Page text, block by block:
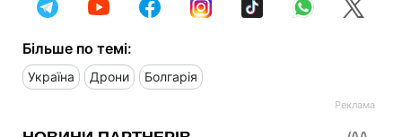
Більше по темі:
Україна Дрони Болгарія